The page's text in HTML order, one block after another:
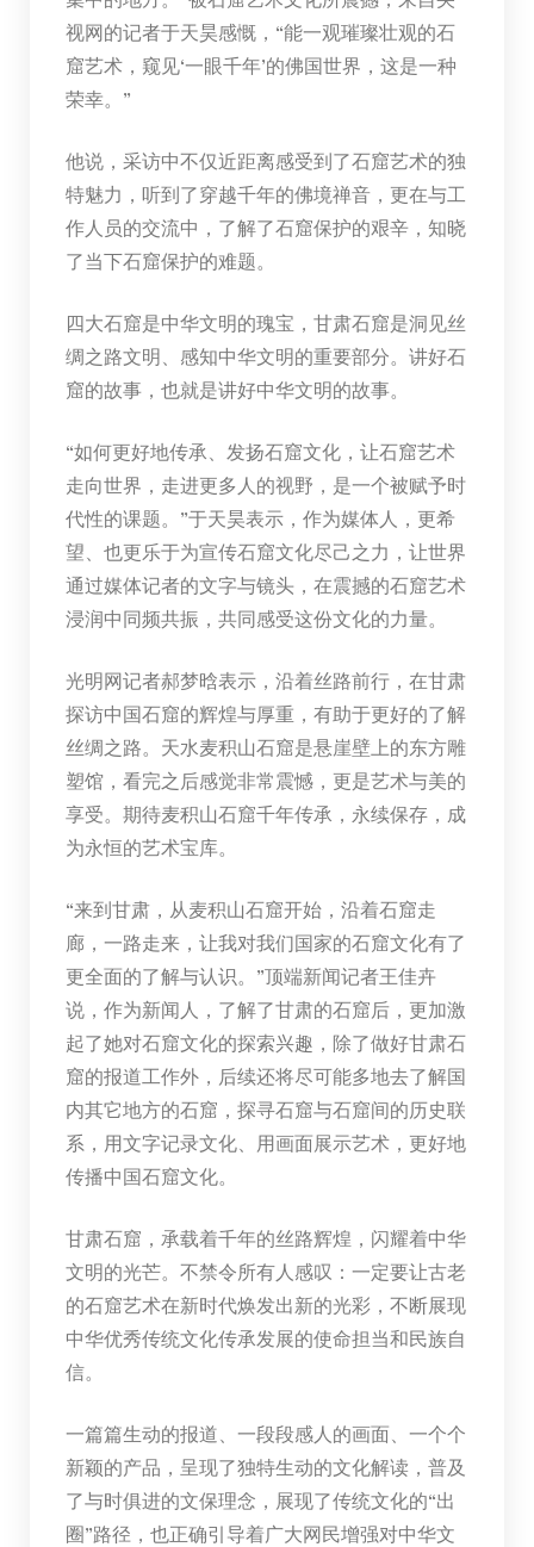
视网的记者于天昊感慨，“能一观璀璨壮观的石
窟艺术，窥见‘一眼千年’的佛国世界，这是一种
荣幸。”
他说，采访中不仅近距离感受到了石窟艺术的独
特魅力，听到了穿越千年的佛境禅音，更在与工
作人员的交流中，了解了石窟保护的艰辛，知晓
了当下石窟保护的难题。
四大石窟是中华文明的瑰宝，甘肃石窟是洞见丝
绸之路文明、感知中华文明的重要部分。讲好石
窟的故事，也就是讲好中华文明的故事。
“如何更好地传承、发扬石窟文化，让石窟艺术
走向世界，走进更多人的视野，是一个被赋予时
代性的课题。”于天昊表示，作为媒体人，更希
望、也更乐于为宣传石窟文化尽己之力，让世界
通过媒体记者的文字与镜头，在震撼的石窟艺术
浸润中同频共振，共同感受这份文化的力量。
光明网记者郝梦晗表示，沿着丝路前行，在甘肃
探访中国石窟的辉煌与厚重，有助于更好的了解
丝绸之路。天水麦积山石窟是悬崖壁上的东方雕
塑馆，看完之后感觉非常震憾，更是艺术与美的
享受。期待麦积山石窟千年传承，永续保存，成
为永恒的艺术宝库。
“来到甘肃，从麦积山石窟开始，沿着石窟走
廊，一路走来，让我对我们国家的石窟文化有了
更全面的了解与认识。”顶端新闻记者王佳卉
说，作为新闻人，了解了甘肃的石窟后，更加激
起了她对石窟文化的探索兴趣，除了做好甘肃石
窟的报道工作外，后续还将尽可能多地去了解国
内其它地方的石窟，探寻石窟与石窟间的历史联
系，用文字记录文化、用画面展示艺术，更好地
传播中国石窟文化。
甘肃石窟，承载着千年的丝路辉煌，闪耀着中华
文明的光芒。不禁令所有人感叹：一定要让古老
的石窟艺术在新时代焕发出新的光彩，不断展现
中华优秀传统文化传承发展的使命担当和民族自
信。
一篇篇生动的报道、一段段感人的画面、一个个
新颖的产品，呈现了独特生动的文化解读，普及
了与时俱进的文保理念，展现了传统文化的“出
圈”路径，也正确引导着广大网民增强对中华文